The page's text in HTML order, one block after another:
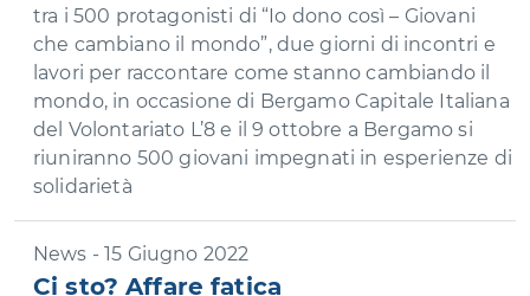
tra i 500 protagonisti di “Io dono così – Giovani
che cambiano il mondo”, due giorni di incontri e
lavori per raccontare come stanno cambiando il
mondo, in occasione di Bergamo Capitale Italiana
del Volontariato L’8 e il 9 ottobre a Bergamo si
riuniranno 500 giovani impegnati in esperienze di
solidarietà
News - 15 Giugno 2022
Ci sto? Affare fatica